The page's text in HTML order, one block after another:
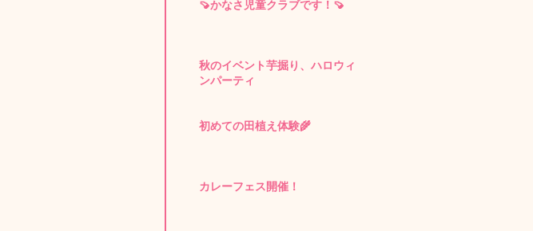
🍠かなさ児童クラブです！🍠
秋のイベント芋掘り、ハロウィ
ンパーティ
初めての田植え体験🌾
カレーフェス開催！